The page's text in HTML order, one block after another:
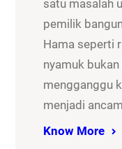
satu masalah
pemilik
Hama seperti
nyamuk
mengganggu
menjadi
Know More